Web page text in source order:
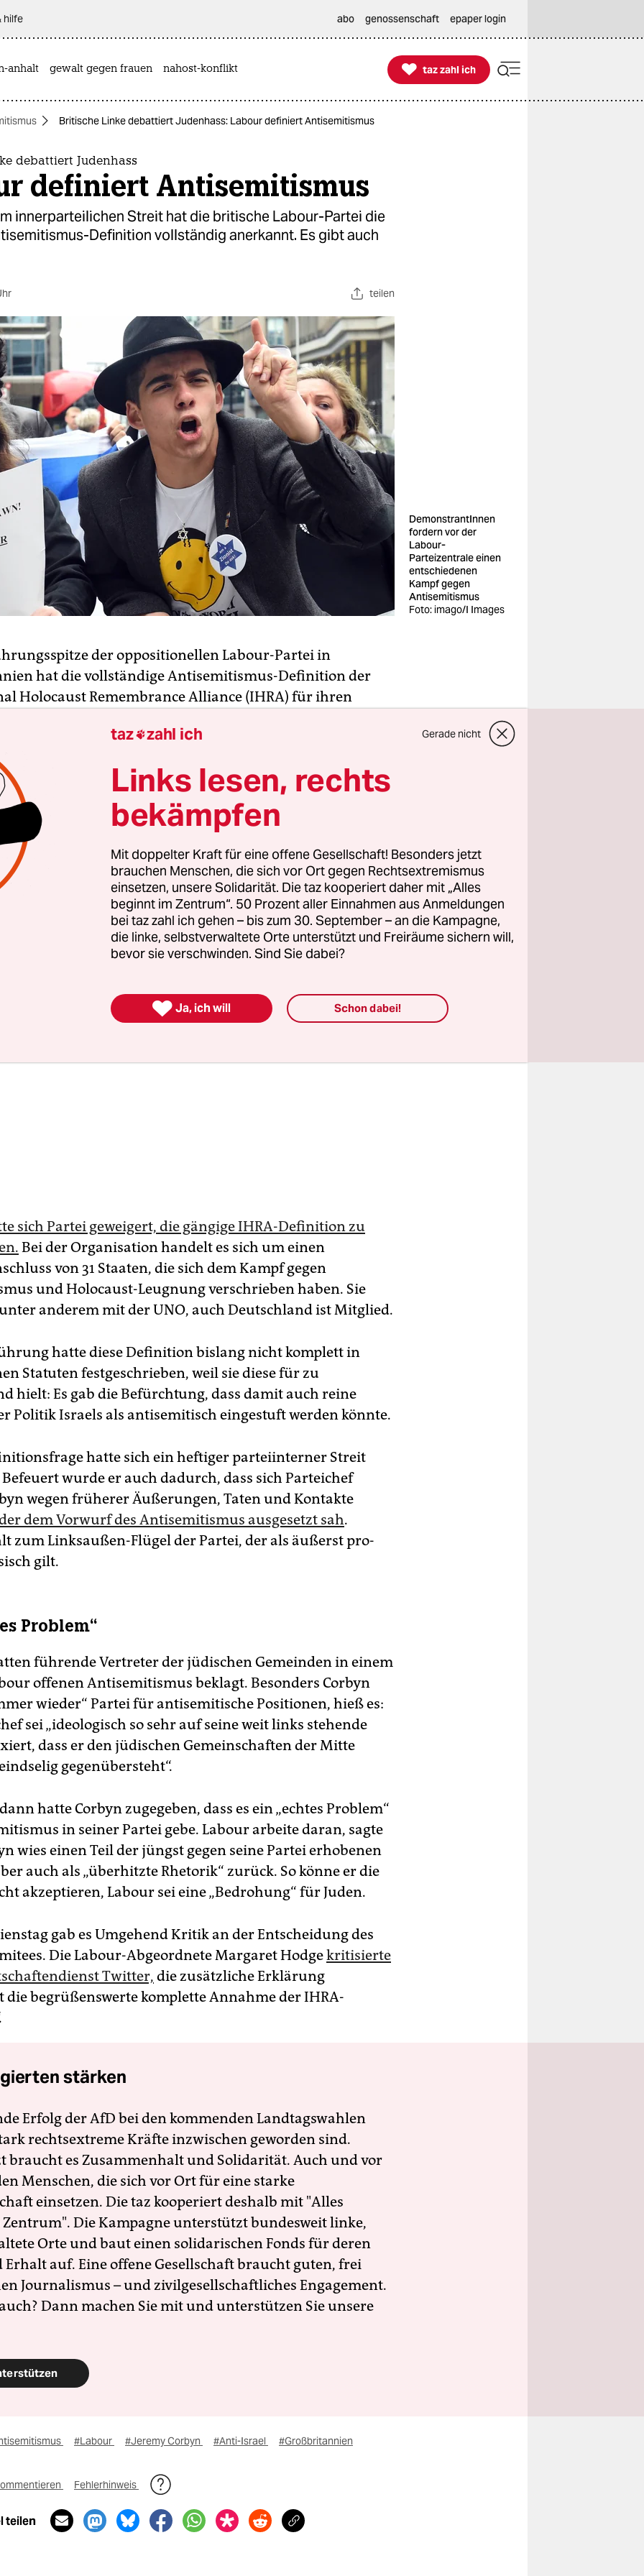
hilfe abo genossenschaft epaper login
anhalt gewalt gegen frauen nahost-konflikt 
taz zahl ich
taz zahl ich
Britische Linke debattiert Judenhass: Labour definiert Antisemitismus
debattiert Judenhass
definiert Antisemitismus
innerparteilichen Streit hat die britische Labour-Partei die
Definition vollständig anerkannt. Es gibt auch
teilen
DemonstrantInnen
fordern vor der
Labour-
Parteizentrale einen
entschiedenen
Kampf gegen
Antisemitismus
Foto: imago/I Images
der oppositionellen Labour-Partei in
hat die vollständige Antisemitismus-Definition der
Holocaust Remembrance Alliance (IHRA) für ihren
IHRA für Antisemitismus“ übernommen, sagte ein
am Dienstag.
Debatte vorausgegangen.
in der Labour-Parteizentrale in London dauerte mehrere
sich draußen Demonstranten von beiden Seiten
zu versuchten. Die IHRA-Definition sei gemeinsam
angenommen worden, die sicherstellen soll, dass
zu Israel und den Rechten der Palästinenser“
werde, sagte der Sprecher.
sich Partei geweigert, die gängige IHRA-Definition zu
Bei der Organisation handelt es sich um einen
von 31 Staaten, die sich dem Kampf gegen
und Holocaust-Leugnung verschrieben haben. Sie
anderem mit der UNO, auch Deutschland ist Mitglied.
hatte diese Definition bislang nicht komplett in
Statuten festgeschrieben, weil sie diese für zu
hielt: Es gab die Befürchtung, dass damit auch reine
Politik Israels als antisemitisch eingestuft werden könnte.
hatte sich ein heftiger parteiinterner Streit
wurde er auch dadurch, dass sich Parteichef
wegen früherer Äußerungen, Taten und Kontakte
dem Vorwurf des Antisemitismus ausgesetzt sah.
zum Linksaußen-Flügel der Partei, der als äußerst pro-
gilt.
Problem“
führende Vertreter der jüdischen Gemeinden in einem
offenen Antisemitismus beklagt. Besonders Corbyn
wieder“ Partei für antisemitische Positionen, hieß es:
sei „ideologisch so sehr auf seine weit links stehende
dass er den jüdischen Gemeinschaften der Mitte
gegenübersteht“.
hatte Corbyn zugegeben, dass es ein „echtes Problem“
in seiner Partei gebe. Labour arbeite daran, sagte
wies einen Teil der jüngst gegen seine Partei erhobenen
auch als „überhitzte Rhetorik“ zurück. So könne er die
akzeptieren, Labour sei eine „Bedrohung“ für Juden.
gab es Umgehend Kritik an der Entscheidung des
Die Labour-Abgeordnete Margaret Hodgekritisierte
Twitter, die zusätzliche Erklärung
die begrüßenswerte komplette Annahme der IHRA-
stärken
Erfolg der AfD bei den kommenden Landtagswahlen
rechtsextreme Kräfte inzwischen geworden sind.
braucht es Zusammenhalt und Solidarität. Auch und vor
Menschen, die sich vor Ort für eine starke
einsetzen. Die taz kooperiert deshalb mit "Alles
Die Kampagne unterstützt bundesweit linke,
Orte und baut einen solidarischen Fonds für deren
Erhalt auf. Eine offene Gesellschaft braucht guten, frei
Journalismus – und zivilgesellschaftliches Engagement.
Dann machen Sie mit und unterstützen Sie unsere
#Labour #Jeremy Corbyn #Anti-Israel #Großbritannien
Fehlerhinweis
teilen
taz zahl ich Gerade nicht
Links lesen, rechts
bekämpfen
Mit doppelter Kraft für eine offene Gesellschaft! Besonders jetzt
brauchen Menschen, die sich vor Ort gegen Rechtsextremismus
einsetzen, unsere Solidarität. Die taz kooperiert daher mit „Alles
beginnt im Zentrum“. 50 Prozent aller Einnahmen aus Anmeldungen
bei taz zahl ich gehen – bis zum 30. September – an die Kampagne,
die linke, selbstverwaltete Orte unterstützt und Freiräume sichern will,
bevor sie verschwinden. Sind Sie dabei?
 Ja, ich will Schon dabei!